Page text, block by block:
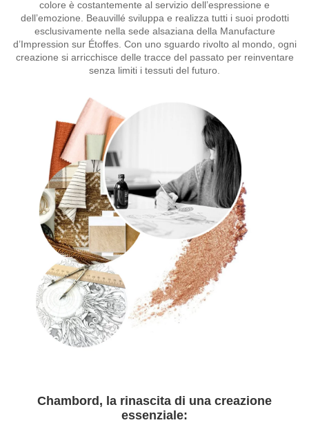
colore è costantemente al servizio dell’espressione e
dell’emozione. Beauvillé sviluppa e realizza tutti i suoi prodotti
esclusivamente nella sede alsaziana della Manufacture
d’Impression sur Étoffes. Con uno sguardo rivolto al mondo, ogni
creazione si arricchisce delle tracce del passato per reinventare
senza limiti i tessuti del futuro.
Chambord, la rinascita di una creazione
essenziale: